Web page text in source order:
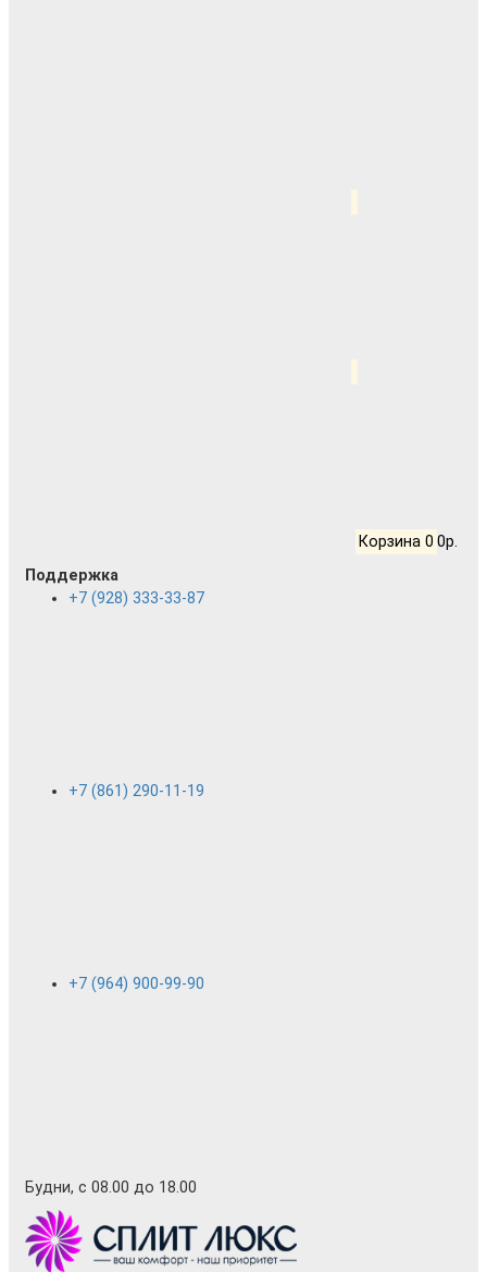
Корзина 0 0р.
Поддержка
+7 (928) 333-33-87
+7 (861) 290-11-19
+7 (964) 900-99-90
Будни, с 08.00 до 18.00